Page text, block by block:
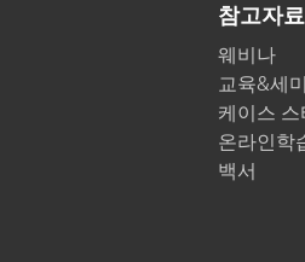
참고자료
웨비나
교육&세
케이스 스
온라인학
백서